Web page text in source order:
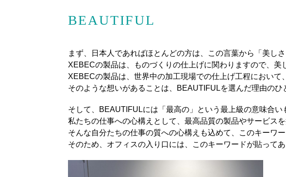
BEAUTIFUL
まず、日本人であればほとんどの方は、この言葉から「美し
XEBECの製品は、ものづくりの仕上げに関わりますので、美
XEBECの製品は、世界中の加工現場での仕上げ工程において
そのような想いがあることは、BEAUTIFULを選んだ理由のひ
そして、BEAUTIFULには「最高の」という最上級の意味合い
私たちの仕事への心構えとして、最高品質の製品やサービス
そんな自分たちの仕事の質への心構えも込めて、このキーワー
そのため、オフィスの入り口には、このキーワードが貼ってあ